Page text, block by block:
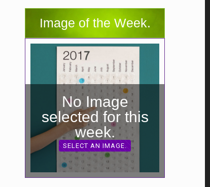
Image of the Week.
No Image
selected for this
week.
SELECT AN IMAGE.